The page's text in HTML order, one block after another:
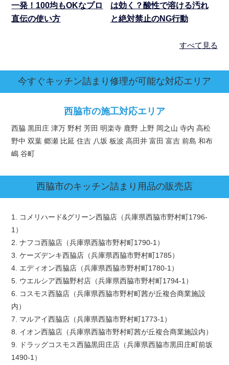
一発！100均もOKなプロ
直伝の使い方
は効く？酸性で溶ける汚れ
と絶対禁止のNG行動
すべて見る
今すぐキッチン詰まり修理が可能な対応エリア
西脇市の施工対応エリア
西脇 黒田庄 津万 野村 芳田 明楽寺 鹿野 上野 岡之山 寺内 高松
野中 双葉 郷瀬 比延 住吉 八坂 板波 高田井 富田 富吉 前島 和布
嶋 谷町
西脇市のキッチン詰まり用品の販売店
1. コメリハード&グリーン西脇店（兵庫県西脇市野村町1796-
1）
2. ナフコ西脇店（兵庫県西脇市野村町1790-1）
3. ケーズデンキ西脇店（兵庫県西脇市野村町1785）
4. エディオン西脇店（兵庫県西脇市野村町1780-1）
5. ウエルシア西脇野村店（兵庫県西脇市野村町1794-1）
6. コスモス西脇店（兵庫県西脇市野村町茜が丘複合商業施設
内）
7. マルアイ西脇店（兵庫県西脇市野村町1773-1）
8. イオン西脇店（兵庫県西脇市野村町茜が丘複合商業施設内）
9. ドラッグコスモス西脇黒田庄店（兵庫県西脇市黒田庄町前坂
1490-1）